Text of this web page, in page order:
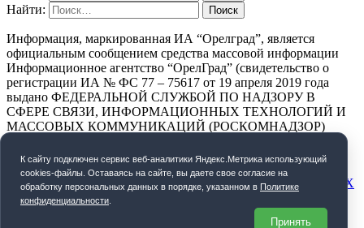
Найти:
Информация, маркированная ИА “Орелград”, является
официальным сообщением средства массовой информации
Информационное агентство “ОрелГрад” (свидетельство о
регистрации ИА № ФС 77 – 75617 от 19 апреля 2019 года
выдано ФЕДЕРАЛЬНОЙ СЛУЖБОЙ ПО НАДЗОРУ В
СФЕРЕ СВЯЗИ, ИНФОРМАЦИОННЫХ ТЕХНОЛОГИЙ И
МАССОВЫХ КОММУНИКАЦИЙ (РОСКОМНАДЗОР)
ПОЛИТИКА КОНФИДЕНЦИАЛЬНОСТИ
СОГЛАСИЕ НА ОБРАБОТКУ ПЕРСОНАЛЬНЫХ ДАННЫХ
К cайту подключен сервис веб-аналитики Яндекс.Метрика использующий
cookies-файлы. Оставаясь на сайте, вы даете свое согласие на
обработку персональных данных в порядке, указанном в Политике
конфиденциальности
Принять